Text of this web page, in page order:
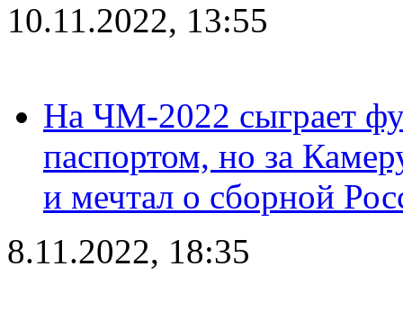
10.11.2022, 13:55
На ЧМ-2022 сыграет
паспортом, но за
и мечтал о сборной
8.11.2022, 18:35